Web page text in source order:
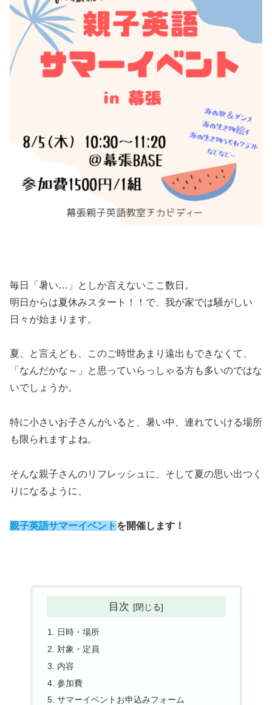
毎日「暑い…」としか言えないここ数日。
明日からは夏休みスタート！！で、我が家では騒がしい
日々が始まります。
夏、と言えども、このご時世あまり遠出もできなくて、
「なんだかな～」と思っていらっしゃる方も多いのではな
いでしょうか。
特に小さいお子さんがいると、暑い中、連れていける場所
も限られますよね。
そんな親子さんのリフレッシュに、そして夏の思い出つく
りになるように、
親子英語サマーイベント を開催します！
目次
日時・場所
対象・定員
内容
参加費
サマーイベントお申込みフォーム